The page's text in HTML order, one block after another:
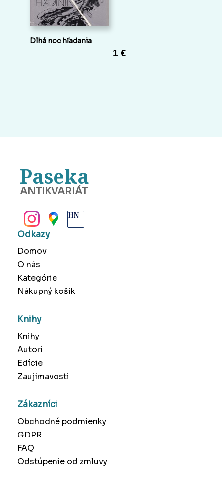
Dlhá noc hľadania
1 €
Paseka
ANTIKVARIÁT
Odkazy
Domov
O nás
Kategórie
Nákupný košík
Knihy
Knihy
Autori
Edície
Zaujímavosti
Zákazníci
Obchodné podmienky
GDPR
FAQ
Odstúpenie od zmluvy